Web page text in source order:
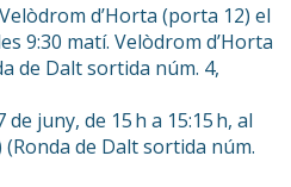
d’Horta (porta 12) el
9:30 matí. Velòdrom d’Horta
de Dalt sortida núm. 4,
de juny, de 15 h a 15:15 h, al
de Dalt sortida núm.